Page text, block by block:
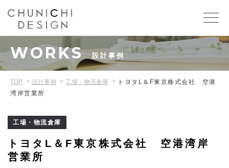
WORKS 設計事例
TOP 設計事例 工場・物流倉庫
トヨタL＆F東京株式会社 空港
湾岸営業所
工場・物流倉庫
トヨタL＆F東京株式会社 空港湾岸
営業所